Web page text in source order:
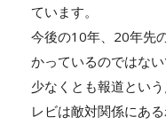
ています。
今後の10年、20年先
かっているのではない
少なくとも報道とい
レビは敵対関係にあ